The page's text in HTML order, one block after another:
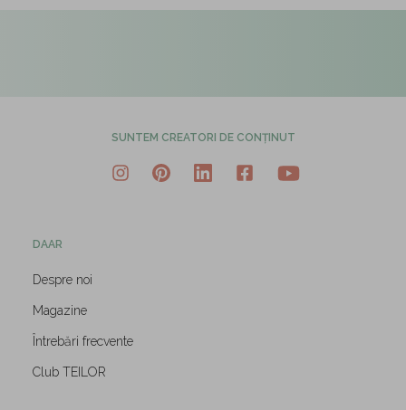
SUNTEM CREATORI DE CONȚINUT
DAAR
Despre noi
Magazine
Întrebări frecvente
Club TEILOR